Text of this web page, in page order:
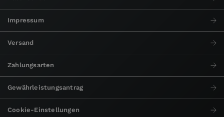
Impressum
Versand
Zahlungsarten
Gewährleistungsantrag
Cookie-Einstellungen